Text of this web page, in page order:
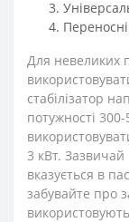
Для невеликих
стабілізатор
потужності
3 кВт. Зазвичай
вказується в
забувайте про